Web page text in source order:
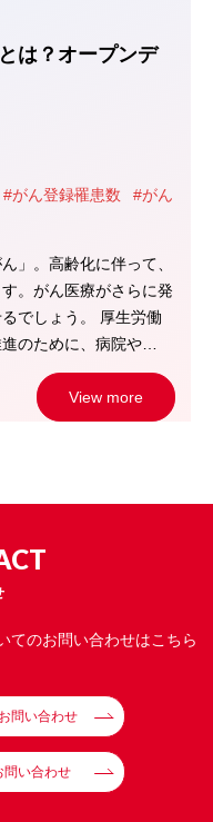
は？オープンデ
#がん登録罹患数
#がん
」。高齢化に伴って、
。がん医療がさらに発
でしょう。 厚生労働
のために、病院や…
View more
てのお問い合わせはこちら
問い合わせ
問い合わせ